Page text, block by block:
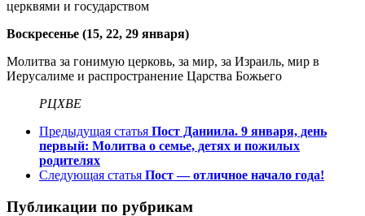
церквями и государством
Воскресенье (15, 22, 29 января)
Молитва за гонимую церковь, за мир, за Израиль, мир в
Иерусалиме и распространение Царства Божьего
РЦХВЕ
Предыдущая статья Пост Даниила. 9 января, день
первый: Молитва о семье, детях и пожилых
родителях
Следующая статья Пост — отличное начало года!
Публикации по рубрикам